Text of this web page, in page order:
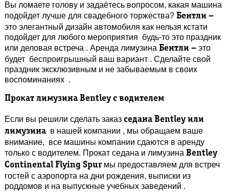
Вы ломаете голову и задаётесь вопросом, какая машина
подойдет лучше для свадебного торжества? Бентли –
это элегантный дизайн автомобиля как нельзя кстати
подойдет для любого мероприятия будь-то это праздник
или деловая встреча . Аренда лимузина Бентли –это
будет беспроигрышный ваш вариант . Сделайте свой
праздник эксклюзивным и не забываемым в своих
воспоминаниях .
Прокат лимузина Bentleyс водителем
Если вы решили сделать заказ седана Bentley или
лимузина в нашей компании , мы обращаем ваше
внимание, все машины компании сдаются в аренду
только с водителем. Прокат седана и лимузина Bentley
Continental Flying Spur мы предоставляем для встреч
гостей с аэропорта на дни рождения, выписки из
роддомов и на выпускные учебных заведений .